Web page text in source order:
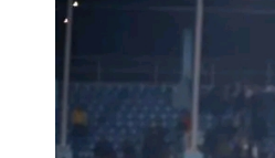
मनोरञ्जन
ब्यापार
पर्यटन